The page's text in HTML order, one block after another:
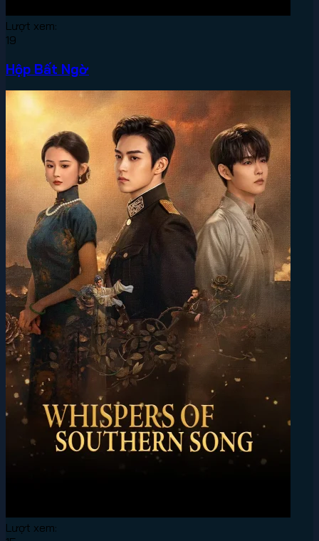
Lượt xem:
19
Hộp Bất Ngờ
Lượt xem: